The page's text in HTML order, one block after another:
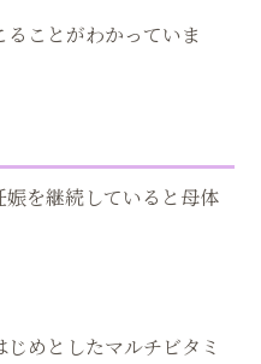
ことがわかっていま
を継続していると母体
めとしたマルチビタミ